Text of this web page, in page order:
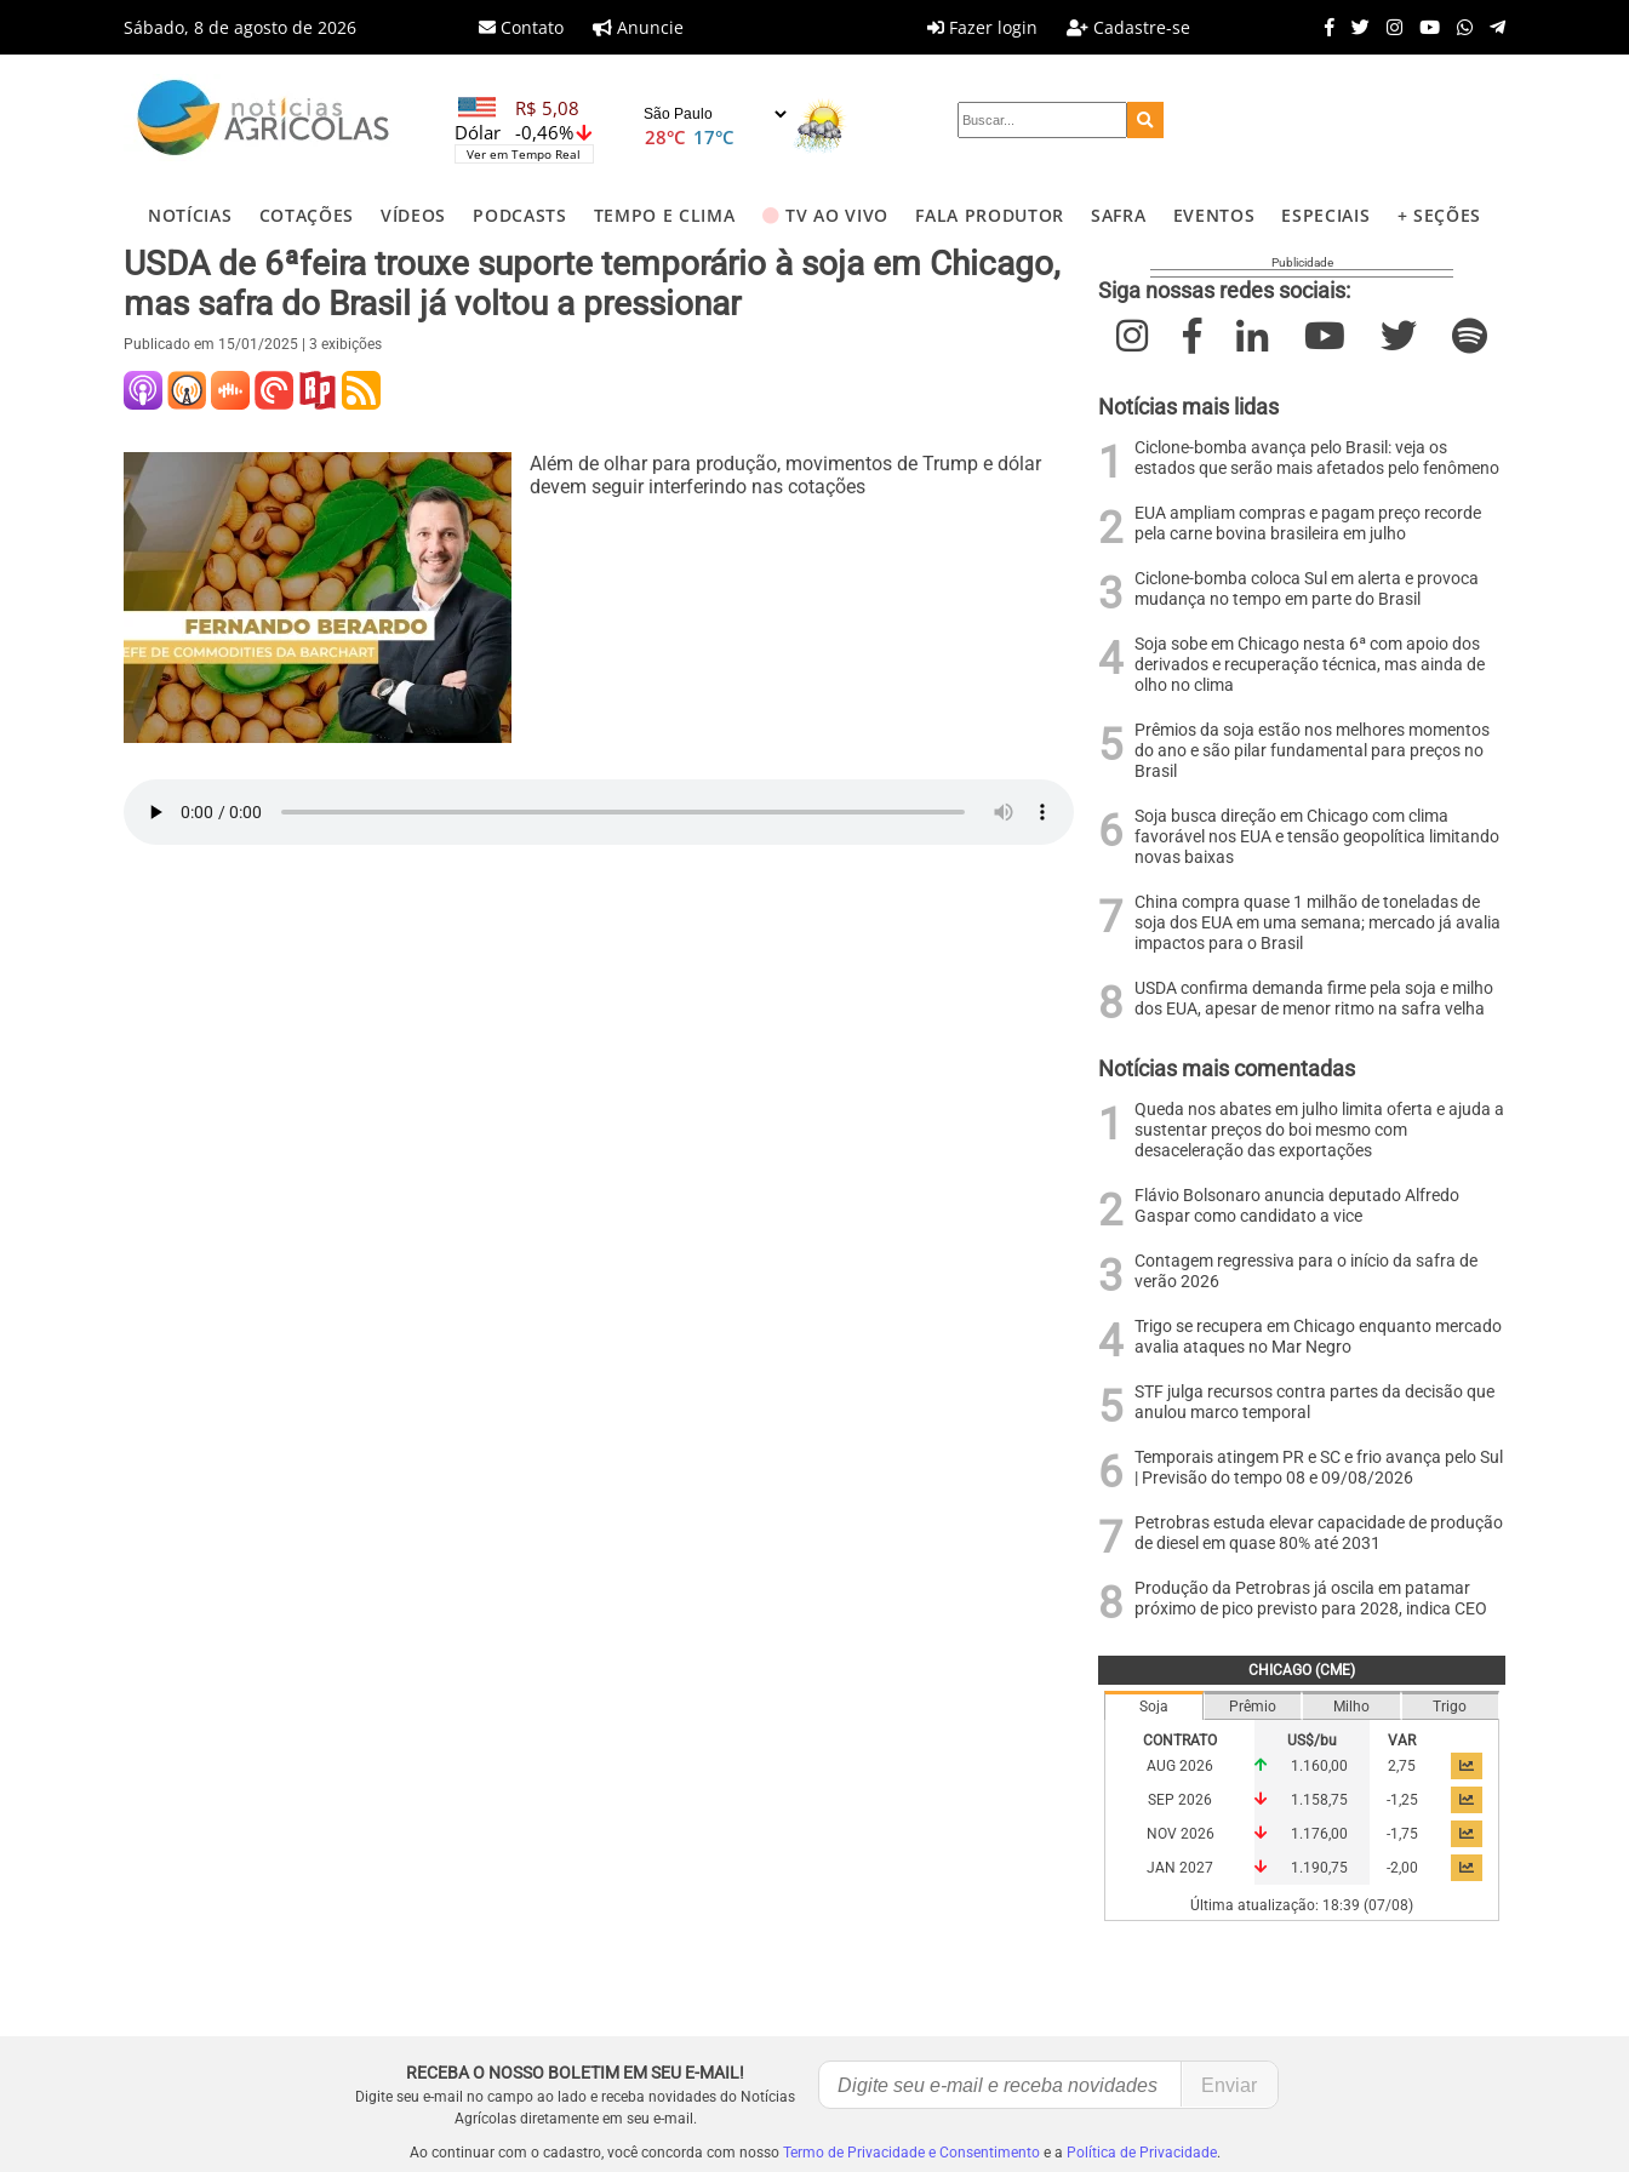
Sábado, 8 de agosto de 2026 Contato Anuncie Fazer login Cadastre-se
R$ 5,08
-0,46%
Dólar
Ver em Tempo Real
28°C 17°C
NOTÍCIAS COTAÇÕES VÍDEOS PODCASTS TEMPO E CLIMA TV AO VIVO FALA PRODUTOR SAFRA EVENTOS ESPECIAIS + SEÇÕES
USDA de 6ªfeira trouxe suporte temporário à soja em Chicago,
mas safra do Brasil já voltou a pressionar
Publicado em 15/01/2025 | 3 exibições
Além de olhar para produção, movimentos de Trump e dólar
devem seguir interferindo nas cotações
Siga nossas redes sociais:
Notícias mais lidas
Ciclone-bomba avança pelo Brasil: veja os
estados que serão mais afetados pelo fenômeno
EUA ampliam compras e pagam preço recorde
pela carne bovina brasileira em julho
Ciclone-bomba coloca Sul em alerta e provoca
mudança no tempo em parte do Brasil
Soja sobe em Chicago nesta 6ª com apoio dos
derivados e recuperação técnica, mas ainda de
olho no clima
Prêmios da soja estão nos melhores momentos
do ano e são pilar fundamental para preços no
Brasil
Soja busca direção em Chicago com clima
favorável nos EUA e tensão geopolítica limitando
novas baixas
China compra quase 1 milhão de toneladas de
soja dos EUA em uma semana; mercado já avalia
impactos para o Brasil
USDA confirma demanda firme pela soja e milho
dos EUA, apesar de menor ritmo na safra velha
Notícias mais comentadas
Queda nos abates em julho limita oferta e ajuda a
sustentar preços do boi mesmo com
desaceleração das exportações
Flávio Bolsonaro anuncia deputado Alfredo
Gaspar como candidato a vice
Contagem regressiva para o início da safra de
verão 2026
Trigo se recupera em Chicago enquanto mercado
avalia ataques no Mar Negro
STF julga recursos contra partes da decisão que
anulou marco temporal
Temporais atingem PR e SC e frio avança pelo Sul
| Previsão do tempo 08 e 09/08/2026
Petrobras estuda elevar capacidade de produção
de diesel em quase 80% até 2031
Produção da Petrobras já oscila em patamar
próximo de pico previsto para 2028, indica CEO
CHICAGO (CME)
Soja Prêmio Milho
Trigo
CONTRATO
US$/bu
VAR
AUG 2026
1.160,00
2,75
SEP 2026
1.158,75
-1,25
NOV 2026
1.176,00
-1,75
JAN 2027
1.190,75 -2,00
Última atualização: 18:39 (07/08)
RECEBA O NOSSO BOLETIM EM SEU E-MAIL!
Digite seu e-mail no campo ao lado e receba novidades do Notícias
Agrícolas diretamente em seu e-mail.
Ao continuar com o cadastro, você concorda com nosso Termo de Privacidade e Consentimentoe a Política de Privacidade.